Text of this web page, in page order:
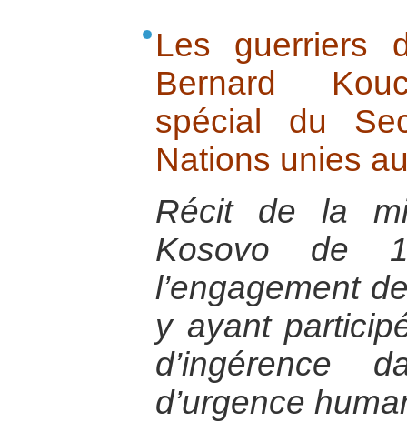
Les guerriers
Bernard
spécial du
Nations unies
Récit de la
Kosovo de
l’engagement
y ayant
d’ingérence
d’urgence